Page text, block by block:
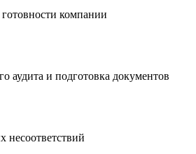
компании
аудита и подготовка документов
несоответствий